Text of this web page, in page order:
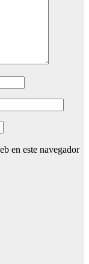
en este navegador